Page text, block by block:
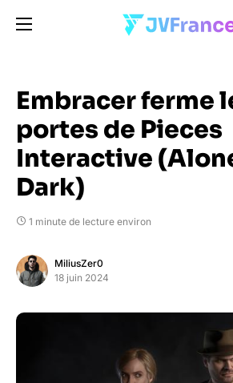
Embracer ferme
portes de Pieces
Interactive
Dark)
1 minute de lecture environ
MiliusZer0
18 juin 2024